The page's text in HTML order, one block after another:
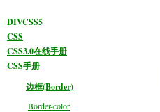
DIVCSS5
CSS
CSS3.0在线手册
CSS手册
边框(Border)
Border-color